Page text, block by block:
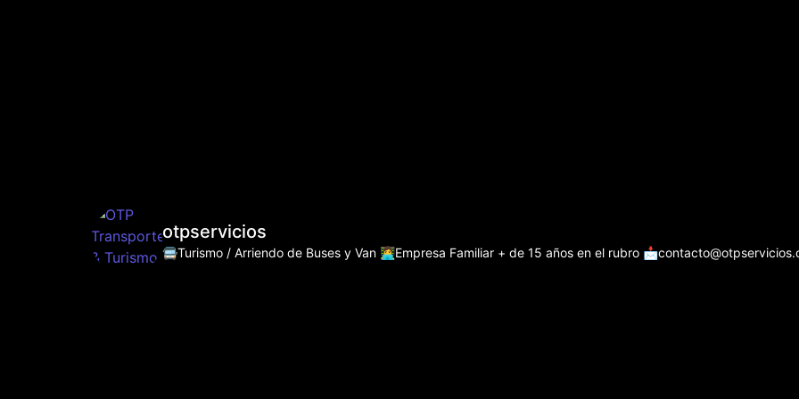
otpservicios
🚍Turismo / Arriendo de Buses y Van 👩‍💻Empresa Familiar + de 15 años en el rubro